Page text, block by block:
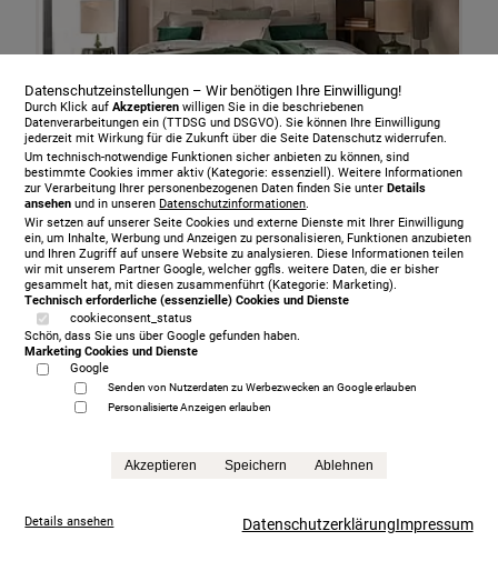
Vispring Baronet Superb 180 x 210 cm, KT Hera,
Bucle Sandstone Showroom Modell
11.533,00 €
Datenschutzeinstellungen – Wir benötigen Ihre Einwilligung!
Durch Klick aufAkzeptieren willigen Sie in die beschriebenen
Datenverarbeitungen ein (TTDSG und DSGVO). Sie können Ihre Einwilligung
jederzeit mit Wirkung für die Zukunft über die Seite Datenschutz widerrufen.
Um technisch-notwendige Funktionen sicher anbieten zu können, sind
bestimmte Cookies immer aktiv (Kategorie: essenziell). Weitere Informationen
zur Verarbeitung Ihrer personenbezogenen Daten finden Sie unterDetails
ansehen und in unserenDatenschutzinformationen.
Wir setzen auf unserer Seite Cookies und externe Dienste mit Ihrer Einwilligung
ein, um Inhalte, Werbung und Anzeigen zu personalisieren, Funktionen anzubieten
und Ihren Zugriff auf unsere Website zu analysieren. Diese Informationen teilen
wir mit unserem Partner Google, welcher ggfls. weitere Daten, die er bisher
gesammelt hat, mit diesen zusammenführt (Kategorie: Marketing).
Technisch erforderliche (essenzielle) Cookies und Dienste
cookieconsent_status
Schön, dass Sie uns über Google gefunden haben.
Marketing Cookies und Dienste
Google
Senden von Nutzerdaten zu Werbezwecken an Google erlauben
Personalisierte Anzeigen erlauben
Akzeptieren Speichern Ablehnen
Details ansehen DatenschutzerklärungImpressum